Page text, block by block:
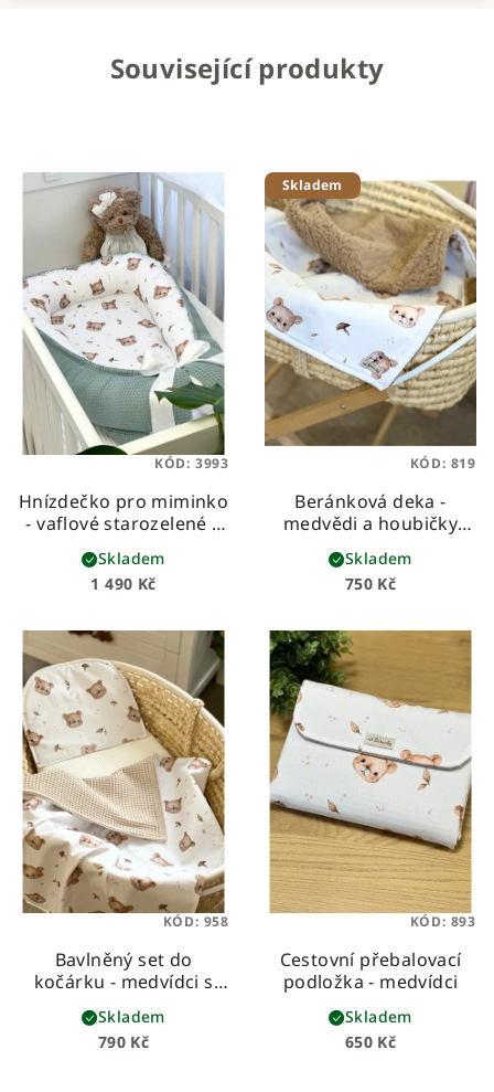
Související produkty
Hnízdečko pro miminko
- vaflové starozelené s
medvídky
1 490 Kč
Skladem
KÓD: 3993
Skladem
Beránková deka -
medvědi a houbičky
dětská beránková deka
z prémiové bavlny a
hebkého beránka
750 Kč
Skladem
KÓD: 819
Bavlněný set do
kočárku - medvídci s
béžovou vaflí
790 Kč
Skladem
KÓD: 958
Cestovní přebalovací
podložka - medvídci
650 Kč
Skladem
KÓD: 893